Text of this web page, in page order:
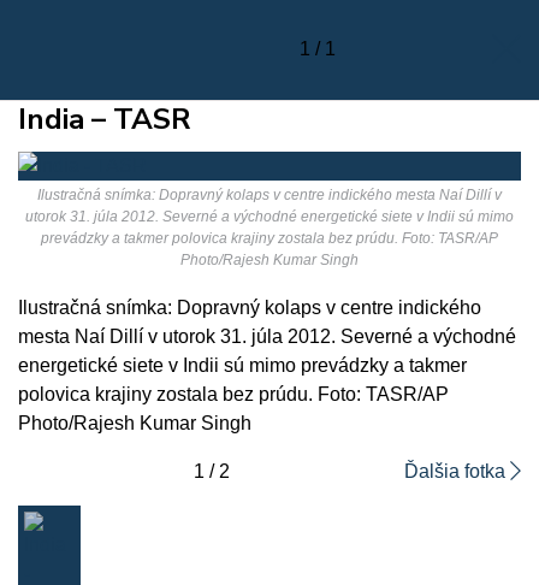
1 / 1
India – TASR
Ilustračná snímka: Dopravný kolaps v centre indického mesta Naí Dillí v
utorok 31. júla 2012. Severné a východné energetické siete v Indii sú mimo
prevádzky a takmer polovica krajiny zostala bez prúdu. Foto: TASR/AP
Photo/Rajesh Kumar Singh
Ilustračná snímka: Dopravný kolaps v centre indického
mesta Naí Dillí v utorok 31. júla 2012. Severné a východné
energetické siete v Indii sú mimo prevádzky a takmer
polovica krajiny zostala bez prúdu. Foto: TASR/AP
Photo/Rajesh Kumar Singh
1 / 2 Ďalšia fotka